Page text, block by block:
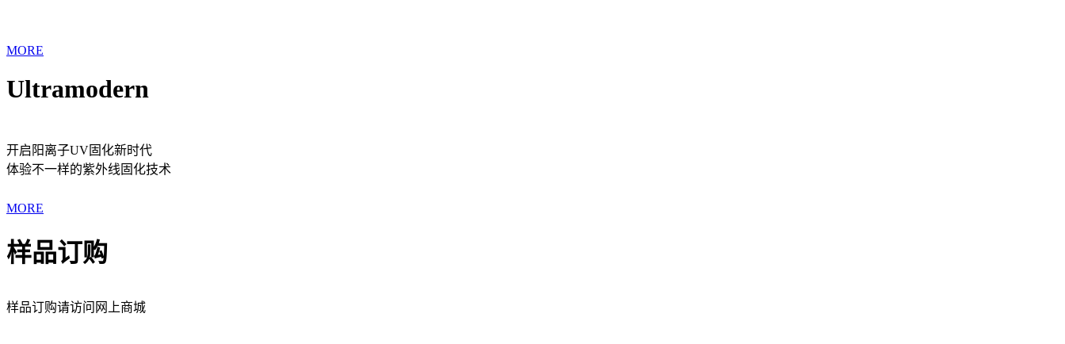
MORE
Ultramodern
开启阳离子UV固化新时代
体验不一样的紫外线固化技术
MORE
样品订购
样品订购请访问网上商城